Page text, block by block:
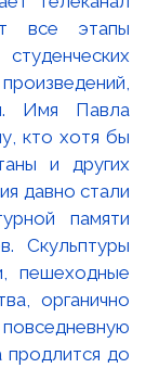
все этапы
Имя Павла
кто хотя бы
и других
давно стали
памяти
Скульптуры
пешеходные
органично
продлится до